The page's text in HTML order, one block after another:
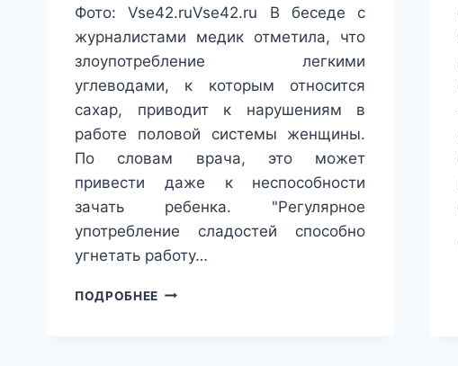
Фото: Vse42.ruVse42.ru В беседе с
журналистами медик отметила, что
злоупотребление легкими
углеводами, к которым относится
сахар, приводит к нарушениям в
работе половой системы женщины.
По словам врача, это может
привести даже к неспособности
зачать ребенка. "Регулярное
употребление сладостей способно
угнетать работу…
ПОДРОБНЕЕ ГИНЕКОЛОГ